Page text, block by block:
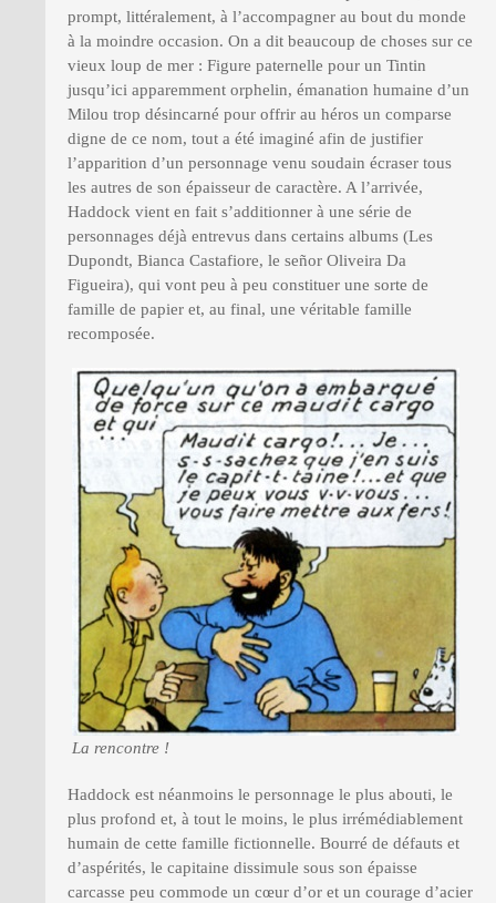
prompt, littéralement, à l’accompagner au bout du monde
à la moindre occasion. On a dit beaucoup de choses sur ce
vieux loup de mer : Figure paternelle pour un Tintin
jusqu’ici apparemment orphelin, émanation humaine d’un
Milou trop désincarné pour offrir au héros un comparse
digne de ce nom, tout a été imaginé afin de justifier
l’apparition d’un personnage venu soudain écraser tous
les autres de son épaisseur de caractère. A l’arrivée,
Haddock vient en fait s’additionner à une série de
personnages déjà entrevus dans certains albums (Les
Dupondt, Bianca Castafiore, le señor Oliveira Da
Figueira), qui vont peu à peu constituer une sorte de
famille de papier et, au final, une véritable famille
recomposée.
La rencontre !
Haddock est néanmoins le personnage le plus abouti, le
plus profond et, à tout le moins, le plus irrémédiablement
humain de cette famille fictionnelle. Bourré de défauts et
d’aspérités, le capitaine dissimule sous son épaisse
carcasse peu commode un cœur d’or et un courage d’acier